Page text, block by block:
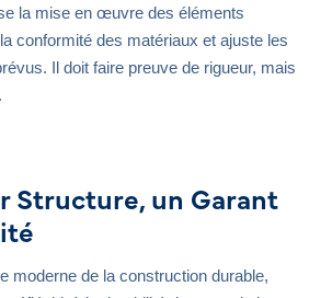
la mise en œuvre des éléments
conformité des matériaux et ajuste les
Il doit faire preuve de rigueur, mais
Structure, un Garant
moderne de la construction durable,